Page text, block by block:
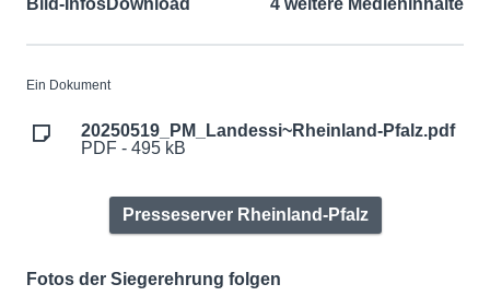
Bild-InfosDownload 4 weitere Medieninhalte
Ein Dokument
20250519_PM_Landessi~Rheinland-Pfalz.pdf
PDF - 495 kB
Presseserver Rheinland-Pfalz
Fotos der Siegerehrung folgen